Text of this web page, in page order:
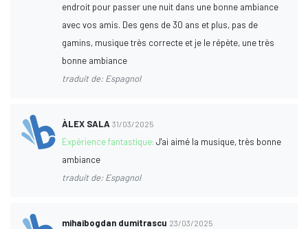
endroit pour passer une nuit dans une bonne ambiance
avec vos amis. Des gens de 30 ans et plus, pas de
gamins, musique très correcte et je le répète, une très
bonne ambiance
traduit de: Espagnol
ÀLEX SALA 31/03/2025
Expérience fantastique:J'ai aimé la musique, très bonne
ambiance
traduit de: Espagnol
mihaibogdan dumitrascu 23/03/2025